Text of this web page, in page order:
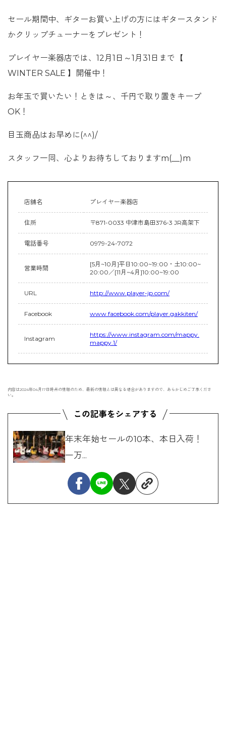
セール期間中、ギターお買い上げの方にはギタースタンド
かクリップチューナーをプレゼント！
プレイヤー楽器店では、12月1日～1月31日まで【
WINTER SALE 】開催中！
お年玉で買いたい！ときは～、千円で取り置きキープ
OK！
目玉商品はお早めに(^^)/
スタッフ一同、心よりお待ちしておりますm(__)m
店舗名 プレイヤー楽器店
住所 〒871-0033 中津市島田376-3 JR高架下
電話番号 0979-24-7072
営業時間
[5月~10月]平日10:00~19:00・土10:00~
20:00／[11月~4月]10:00~19:00
URL http://www.player-jp.com/
Facebook www.facebook.com/player.gakkiten/
Instagram
https://www.instagram.com/mappy.
mappy.1/
内容は2024年04月17日時点の情報のため、最新の情報とは異なる場合がありますので、あらかじめご了承くださ
い。
年末年始セールの10本、本日入荷！
一万...